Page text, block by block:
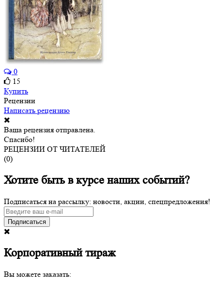
0
15
Купить
Рецензии
Написать рецензию
Ваша рецензия отправлена.
Спасибо!
РЕЦЕНЗИИ ОТ ЧИТАТЕЛЕЙ
(0)
Хотите быть в курсе наших событий?
Подписаться на рассылку: новости, акции, спецпредложения!
Подписаться
Корпоративный тираж
Вы можете заказать: